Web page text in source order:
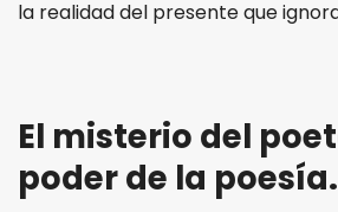
la realidad del presente que
El misterio del
poder de la poesía.